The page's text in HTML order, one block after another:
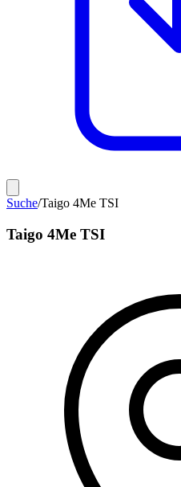
Suche/Taigo 4Me TSI
Taigo 4Me TSI